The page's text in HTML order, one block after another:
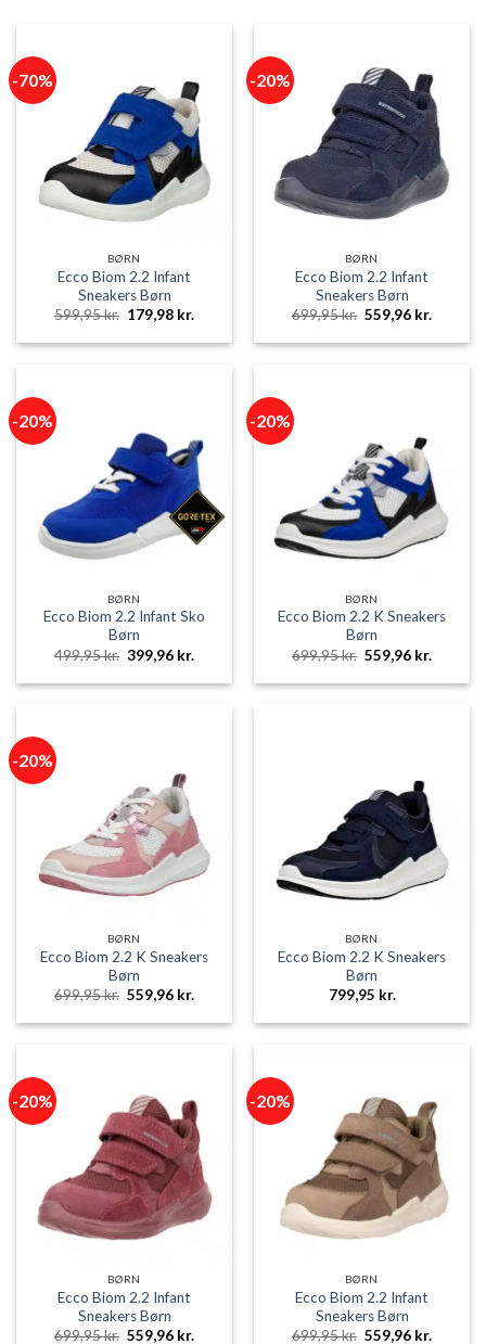
-70%
BØRN
Ecco Biom 2.2 Infant
Sneakers Børn
599,95kr. Den
oprindelige
pris
179,98 kr.
pris
179,98 kr..
-20%
BØRN
Ecco Biom 2.2 Infant
Sneakers Børn
699,95kr. Den
oprindelige
pris
559,96 kr.
pris
559,96
-20%
BØRN
Ecco Biom 2.2 Infant Sko
Børn
499,95kr. Den
oprindelige
pris
399,96 kr.
pris
-20%
BØRN
Ecco Biom 2.2 K Sneakers
Børn
699,95kr. Den
oprindelige
pris
559,96 kr.
pris
-20%
BØRN
Ecco Biom 2.2 K Sneakers
Børn
699,95kr. Den
oprindelige
pris
559,96 kr.Den
pris
559,96 kr..
BØRN
Ecco Biom 2.2 K Sneakers
Børn
799,95 kr.
-20%
BØRN
Ecco Biom 2.2 Infant
Sneakers Børn
699,95kr. Den
559,96 kr.
-20%
BØRN
Ecco Biom 2.2 Infant
Sneakers Børn
699,95kr. Den
559,96 kr.